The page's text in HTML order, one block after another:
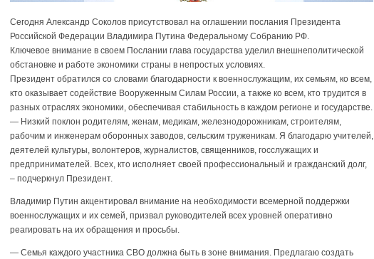
Сегодня Александр Соколов присутствовал на оглашении послания Президента
Российской Федерации Владимира Путина Федеральному Собранию РФ.
Ключевое внимание в своем Послании глава государства уделил внешнеполитической
обстановке и работе экономики страны в непростых условиях.
Президент обратился со словами благодарности к военнослужащим, их семьям, ко всем,
кто оказывает содействие Вооруженным Силам России, а также ко всем, кто трудится в
разных отраслях экономики, обеспечивая стабильность в каждом регионе и государстве.
— Низкий поклон родителям, женам, медикам, железнодорожникам, строителям,
рабочим и инженерам оборонных заводов, сельским труженикам. Я благодарю учителей,
деятелей культуры, волонтеров, журналистов, священников, госслужащих и
предпринимателей. Всех, кто исполняет своей профессиональный и гражданский долг,
– подчеркнул Президент.
Владимир Путин акцентировал внимание на необходимости всемерной поддержки
военнослужащих и их семей, призвал руководителей всех уровней оперативно
реагировать на их обращения и просьбы.
— Семья каждого участника СВО должна быть в зоне внимания. Предлагаю создать